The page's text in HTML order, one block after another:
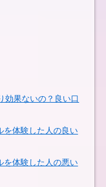
効果ないの？良い口
を体験した人の良い
を体験した人の悪い